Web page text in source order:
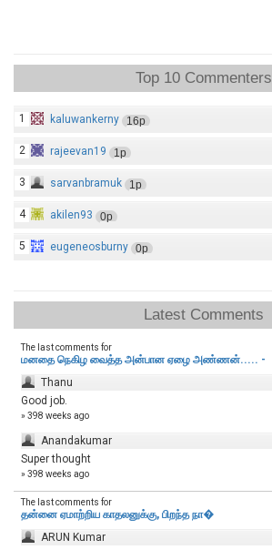
Top 10 Commenters
1 kaluwankerny 16p
2 rajeevan19 1p
3 sarvanbramuk 1p
4 akilen93 0p
5 eugeneosburny 0p
Latest Comments
The last comments for
மனதை நெகிழ வைத்த அன்பான ஏழை அண்ணன்..... -
Thanu
Good job.
» 398 weeks ago
Anandakumar
Super thought
» 398 weeks ago
The last comments for
தன்னை ஏமாற்றிய காதலனுக்கு, பிறந்த நா�
ARUN Kumar